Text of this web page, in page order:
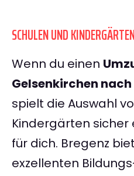
SCHULEN UND
Wenn du einen
Gelsenkirchen nach
spielt die Auswahl
Kindergärten sicher
für dich. Bregenz
exzellenten